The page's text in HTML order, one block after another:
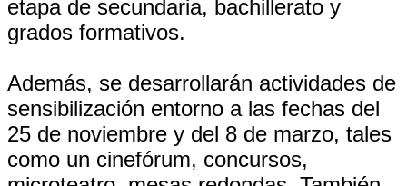
etapa de secundaria, bachillerato y
grados formativos.
Además, se desarrollarán actividades de
sensibilización entorno a las fechas del
25 de noviembre y del 8 de marzo, tales
como un cinefórum, concursos,